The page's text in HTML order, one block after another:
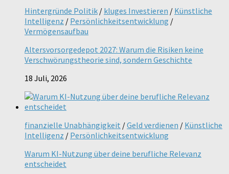
Hintergründe Politik / kluges Investieren / Künstliche
Intelligenz / Persönlichkeitsentwicklung /
Vermögensaufbau
Altersvorsorgedepot 2027: Warum die Risiken keine
Verschwörungstheorie sind, sondern Geschichte
18 Juli, 2026
finanzielle Unabhängigkeit /Geld verdienen / Künstliche
Intelligenz / Persönlichkeitsentwicklung
Warum KI-Nutzung über deine berufliche Relevanz
entscheidet